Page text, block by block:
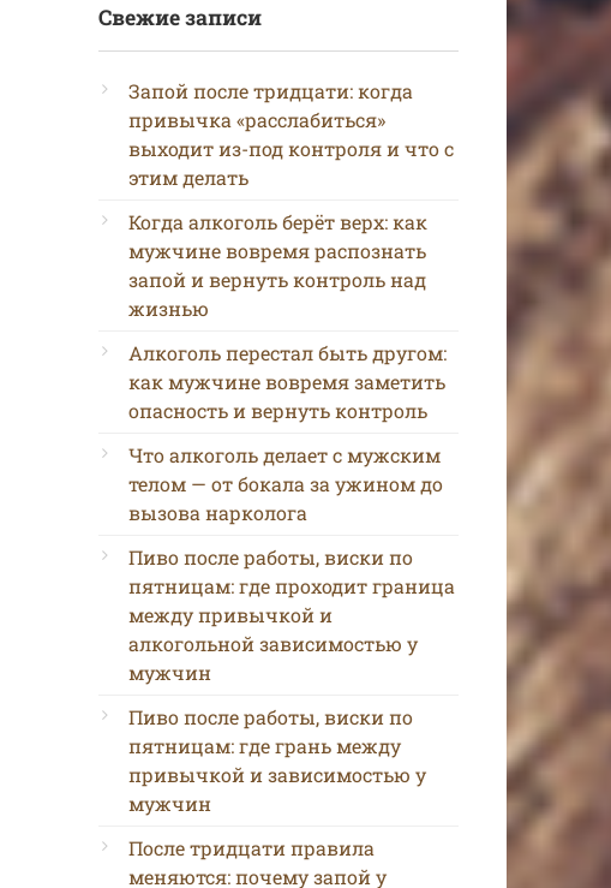
Свежие записи
Запой после тридцати: когда
привычка «расслабиться»
выходит из-под контроля и что с
этим делать
Когда алкоголь берёт верх: как
мужчине вовремя распознать
запой и вернуть контроль над
жизнью
Алкоголь перестал быть другом:
как мужчине вовремя заметить
опасность и вернуть контроль
Что алкоголь делает с мужским
телом — от бокала за ужином до
вызова нарколога
Пиво после работы, виски по
пятницам: где проходит граница
между привычкой и
алкогольной зависимостью у
мужчин
Пиво после работы, виски по
пятницам: где грань между
привычкой и зависимостью у
мужчин
После тридцати правила
меняются: почему запой у